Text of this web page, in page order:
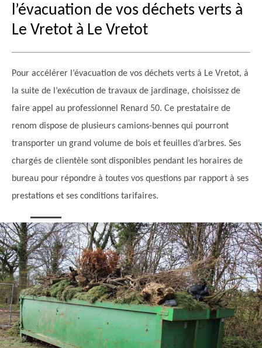
l’évacuation de vos déchets verts à
Le Vretot à Le Vretot
Pour accélérer l’évacuation de vos déchets verts à Le Vretot, à
la suite de l’exécution de travaux de jardinage, choisissez de
faire appel au professionnel Renard 50. Ce prestataire de
renom dispose de plusieurs camions-bennes qui pourront
transporter un grand volume de bois et feuilles d’arbres. Ses
chargés de clientèle sont disponibles pendant les horaires de
bureau pour répondre à toutes vos questions par rapport à ses
prestations et ses conditions tarifaires.